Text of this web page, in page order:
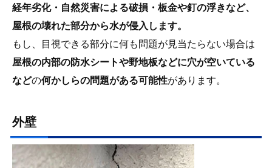
経年劣化・自然災害による破損・板金や釘の浮きなど、
屋根の壊れた部分から水が侵入します。
もし、目視できる部分に何も問題が見当たらない場合は
屋根の内部の防水シートや野地板などに穴が空いている
などの何かしらの問題がある可能性があります。
外壁